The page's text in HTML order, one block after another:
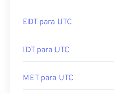
EDT para UTC
IDT para UTC
MET para UTC